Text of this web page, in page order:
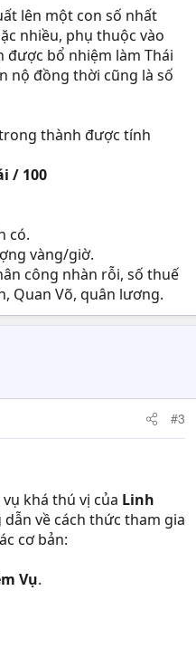
lên một con số nhất
nhiều, phụ thuộc vào
được bổ nhiệm làm Thái
nộ đồng thời cũng là số
thành được tính
/ 100
có.
vàng/giờ.
công nhàn rỗi, số thuế
Quan Võ, quân lương.
#3
khá thú vị của Linh
về cách thức tham gia
cơ bản:
Vụ.